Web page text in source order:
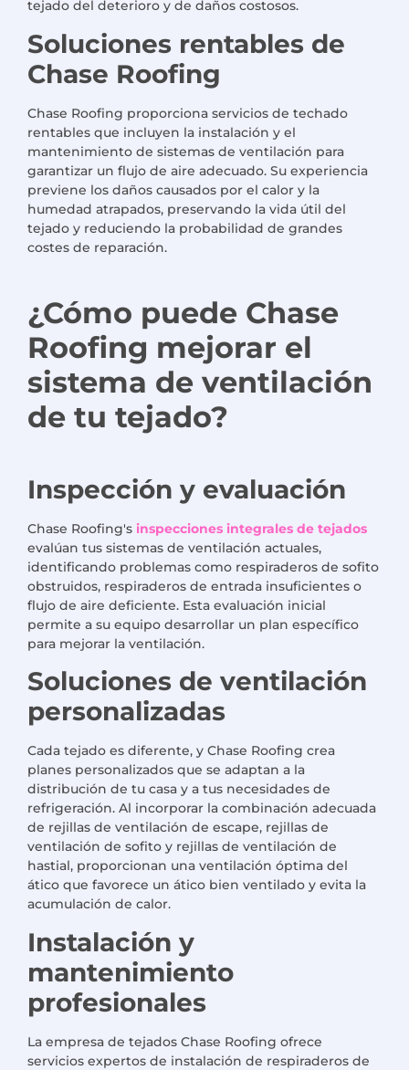
tejado del deterioro y de daños costosos.
Soluciones rentables de
Chase Roofing
Chase Roofing proporciona servicios de techado
rentables que incluyen la instalación y el
mantenimiento de sistemas de ventilación para
garantizar un flujo de aire adecuado. Su experiencia
previene los daños causados por el calor y la
humedad atrapados, preservando la vida útil del
tejado y reduciendo la probabilidad de grandes
costes de reparación.
¿Cómo puede Chase
Roofing mejorar el
sistema de ventilación
de tu tejado?
Inspección y evaluación
Chase Roofing's inspecciones integrales de tejados
evalúan tus sistemas de ventilación actuales,
identificando problemas como respiraderos de sofito
obstruidos, respiraderos de entrada insuficientes o
flujo de aire deficiente. Esta evaluación inicial
permite a su equipo desarrollar un plan específico
para mejorar la ventilación.
Soluciones de ventilación
personalizadas
Cada tejado es diferente, y Chase Roofing crea
planes personalizados que se adaptan a la
distribución de tu casa y a tus necesidades de
refrigeración. Al incorporar la combinación adecuada
de rejillas de ventilación de escape, rejillas de
ventilación de sofito y rejillas de ventilación de
hastial, proporcionan una ventilación óptima del
ático que favorece un ático bien ventilado y evita la
acumulación de calor.
Instalación y
mantenimiento
profesionales
La empresa de tejados Chase Roofing ofrece
servicios expertos de instalación de respiraderos de